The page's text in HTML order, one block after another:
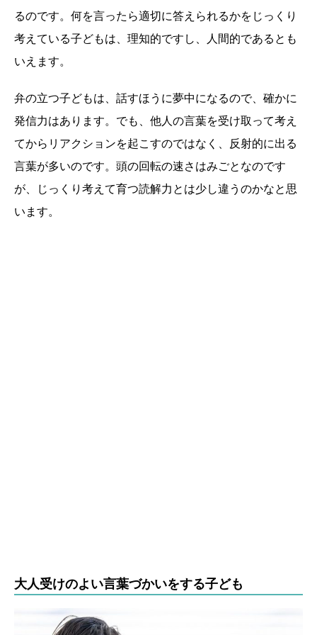
るのです。何を言ったら適切に答えられるかをじっくり
考えている子どもは、理知的ですし、人間的であるとも
いえます。
弁の立つ子どもは、話すほうに夢中になるので、確かに
発信力はあります。でも、他人の言葉を受け取って考え
てからリアクションを起こすのではなく、反射的に出る
言葉が多いのです。頭の回転の速さはみごとなのです
が、じっくり考えて育つ読解力とは少し違うのかなと思
います。
大人受けのよい言葉づかいをする子ども